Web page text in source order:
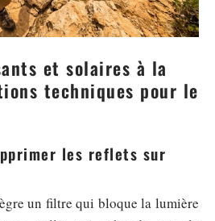
et solaires à la
techniques pour le
les reflets sur
un filtre qui bloque la lumière